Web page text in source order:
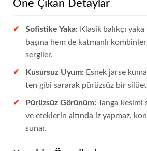
Öne Çıkan Detaylar
Sofistike Yaka: Klasik balıkçı
başına hem de katmanlı
sergiler.
Kusursuz Uyum: Esnek jarse
ten gibi sararak pürüzsüz bir
Pürüzsüz Görünüm: Tanga kesimi
ve eteklerin altında iz yapmaz,
sunar.